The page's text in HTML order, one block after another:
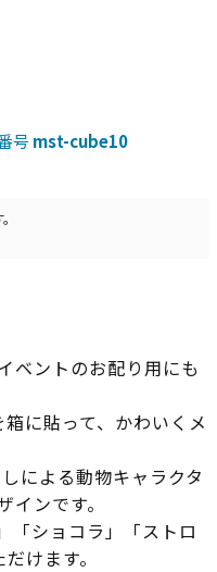
号 mst-cube10
ベントのお配り用にも
に貼って、かわいくメ
による動物キャラクタ
ンです。
「ショコラ」「ストロ
けます。